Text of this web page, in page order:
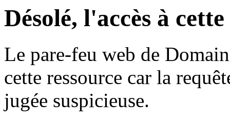
Désolé, l'accès à
Le pare-feu web de
cette ressource car la
jugée suspicieuse.